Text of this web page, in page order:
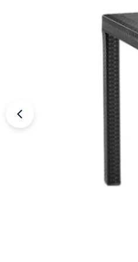
supporto 4 in modalità modale